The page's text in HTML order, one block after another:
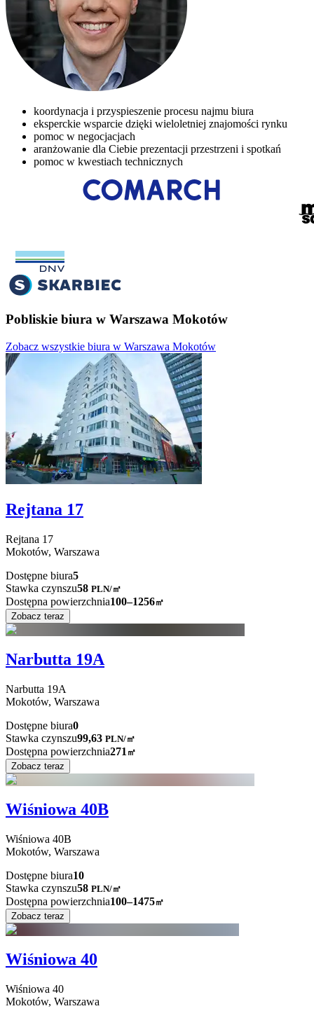
koordynacja i przyspieszenie procesu najmu biura
eksperckie wsparcie dzięki wieloletniej znajomości rynku
pomoc w negocjacjach
aranżowanie dla Ciebie prezentacji przestrzeni i spotkań
pomoc w kwestiach technicznych
Pobliskie biura w Warszawa Mokotów
Zobacz wszystkie biura w Warszawa Mokotów
Rejtana 17
Rejtana 17
Mokotów, Warszawa
Dostępne biura5
Stawka czynszu58 PLN/㎡
Dostępna powierzchnia100–1256㎡
Zobacz teraz
Narbutta 19A
Narbutta 19A
Mokotów, Warszawa
Dostępne biura0
Stawka czynszu99,63 PLN/㎡
Dostępna powierzchnia271 ㎡
Zobacz teraz
Wiśniowa 40B
Wiśniowa 40B
Mokotów, Warszawa
Dostępne biura10
Stawka czynszu58 PLN/㎡
Dostępna powierzchnia100–1475㎡
Zobacz teraz
Wiśniowa 40
Wiśniowa 40
Mokotów, Warszawa